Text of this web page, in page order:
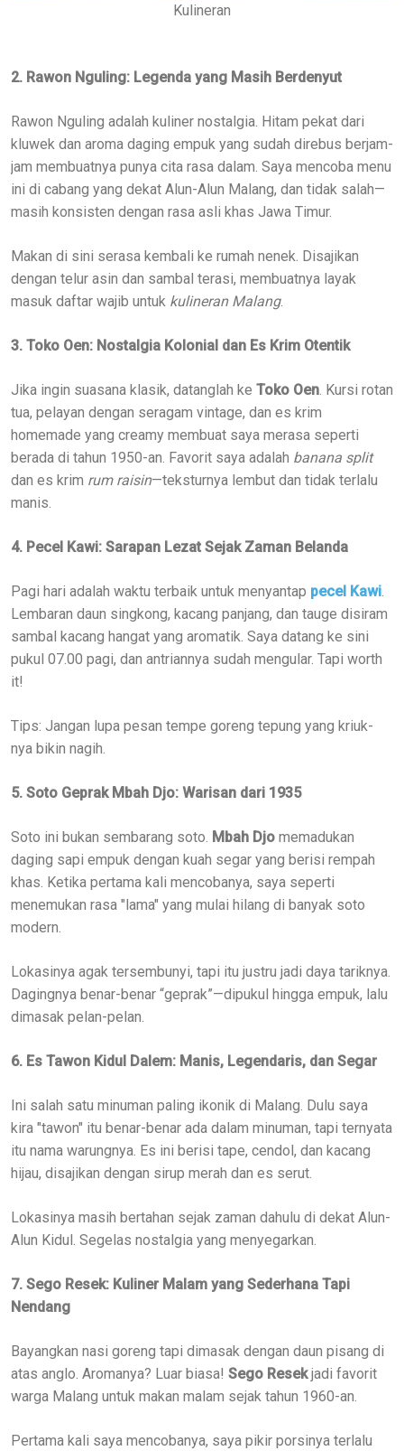
Kulineran
2. Rawon Nguling: Legenda yang Masih Berdenyut
Rawon Nguling adalah kuliner nostalgia. Hitam pekat dari
kluwek dan aroma daging empuk yang sudah direbus berjam-
jam membuatnya punya cita rasa dalam. Saya mencoba menu
ini di cabang yang dekat Alun-Alun Malang, dan tidak salah—
masih konsisten dengan rasa asli khas Jawa Timur.
Makan di sini serasa kembali ke rumah nenek. Disajikan
dengan telur asin dan sambal terasi, membuatnya layak
masuk daftar wajib untuk kulineran Malang.
3. Toko Oen: Nostalgia Kolonial dan Es Krim Otentik
Jika ingin suasana klasik, datanglah ke Toko Oen . Kursi rotan
tua, pelayan dengan seragam vintage, dan es krim
homemade yang creamy membuat saya merasa seperti
berada di tahun 1950-an. Favorit saya adalah banana split
dan es krim rum raisin—teksturnya lembut dan tidak terlalu
manis.
4. Pecel Kawi: Sarapan Lezat Sejak Zaman Belanda
Pagi hari adalah waktu terbaik untuk menyantap pecel Kawi
Lembaran daun singkong, kacang panjang, dan tauge disiram
sambal kacang hangat yang aromatik. Saya datang ke sini
pukul 07.00 pagi, dan antriannya sudah mengular. Tapi worth
it!
Tips: Jangan lupa pesan tempe goreng tepung yang kriuk-
nya bikin nagih.
5. Soto Geprak Mbah Djo: Warisan dari 1935
Soto ini bukan sembarang soto. Mbah Djo memadukan
daging sapi empuk dengan kuah segar yang berisi rempah
khas. Ketika pertama kali mencobanya, saya seperti
menemukan rasa "lama" yang mulai hilang di banyak soto
modern.
Lokasinya agak tersembunyi, tapi itu justru jadi daya tariknya.
Dagingnya benar-benar “geprak”—dipukul hingga empuk, lalu
dimasak pelan-pelan.
6. Es Tawon Kidul Dalem: Manis, Legendaris, dan Segar
Ini salah satu minuman paling ikonik di Malang. Dulu saya
kira "tawon" itu benar-benar ada dalam minuman, tapi ternyata
itu nama warungnya. Es ini berisi tape, cendol, dan kacang
hijau, disajikan dengan sirup merah dan es serut.
Lokasinya masih bertahan sejak zaman dahulu di dekat Alun-
Alun Kidul. Segelas nostalgia yang menyegarkan.
7. Sego Resek: Kuliner Malam yang Sederhana Tapi
Nendang
Bayangkan nasi goreng tapi dimasak dengan daun pisang di
atas anglo. Aromanya? Luar biasa! Sego Resekjadi favorit
warga Malang untuk makan malam sejak tahun 1960-an.
Pertama kali saya mencobanya, saya pikir porsinya terlalu